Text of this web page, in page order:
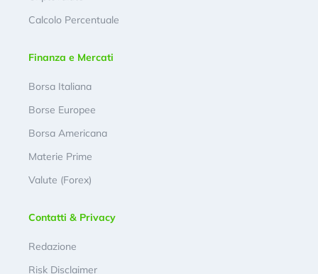
Calcolo Percentuale
Finanza e Mercati
Borsa Italiana
Borse Europee
Borsa Americana
Materie Prime
Valute (Forex)
Contatti & Privacy
Redazione
Risk Disclaimer